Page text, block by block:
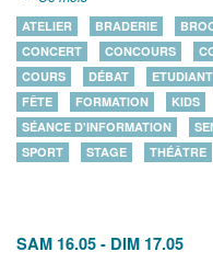
ATELIER BRADERIE
CONCERT
CONCOURS
COURS
DÉBAT ETUDIANT
FÊTE
FORMATION KIDS
SÉANCE D'INFORMATION
SPORT
STAGE THÉÂTRE
SAM 16.05 - DIM 17.05